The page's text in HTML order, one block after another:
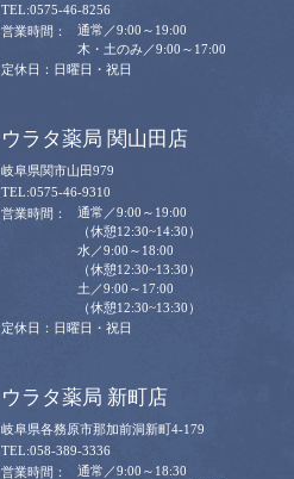
0575-46-8256
通常／9:00～19:00
木・土のみ／9:00～17:00
日曜日・祝日
ウラタ薬局 関山田店
岐阜県関市山田979
0575-46-9310
通常／9:00～19:00
（休憩12:30~14:30）
水／9:00～18:00
（休憩12:30~13:30）
土／9:00～17:00
（休憩12:30~13:30）
日曜日・祝日
ウラタ薬局 新町店
岐阜県各務原市那加前洞新町4-179
058-389-3336
通常／9:00～18:30